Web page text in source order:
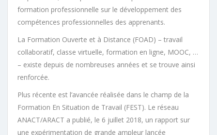
formation professionnelle sur le développement des
compétences professionnelles des apprenants.
La Formation Ouverte et à Distance (FOAD) – travail
collaboratif, classe virtuelle, formation en ligne, MOOC, …
– existe depuis de nombreuses années et se trouve ainsi
renforcée.
Plus récente est l’avancée réalisée dans le champ de la
Formation En Situation de Travail (FEST). Le réseau
ANACT/ARACT a publié, le 6 juillet 2018, un rapport sur
une expérimentation de grande ampleur lancée